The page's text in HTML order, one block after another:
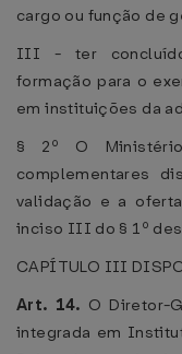
cargo ou função de
III - ter
formação para o
em instituições da
§ 2º O
complementares
validação e a
inciso III do § 1º
CAPÍTULO III
Art. 14. O Diretor-
integrada em